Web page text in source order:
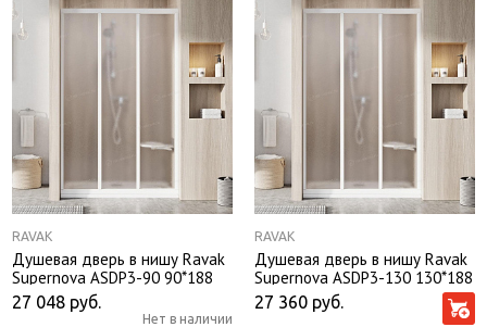
RAVAK
Душевая дверь в нишу Ravak
Supernova ASDP3-90 90*188
профиль белый, стекло Grape
без поддона
27 048 руб.
Нет в наличии
RAVAK
Душевая дверь в нишу Ravak
Supernova ASDP3-130 130*188
профиль белый, стекло Grape
без поддона
27 360 руб.